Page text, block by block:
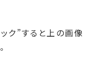
ク”すると上の画像